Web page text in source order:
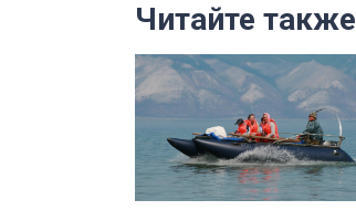
Читайте также